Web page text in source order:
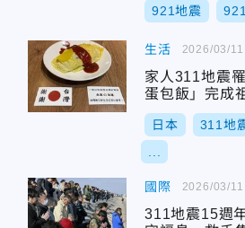
921地震 921
生活
家人311地震
蛋包飯」完成
日本 311地
2026/03/
國際
311地震15週
2026/03/